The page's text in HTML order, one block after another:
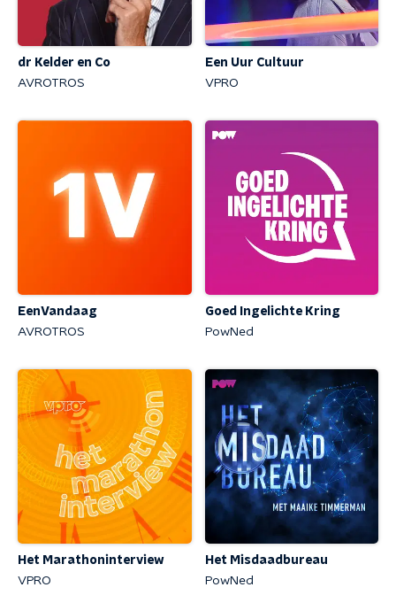
dr Kelder en Co
AVROTROS
Een Uur Cultuur
VPRO
EenVandaag
AVROTROS
Goed Ingelichte Kring
PowNed
Het Marathoninterview
VPRO
Het Misdaadbureau
PowNed